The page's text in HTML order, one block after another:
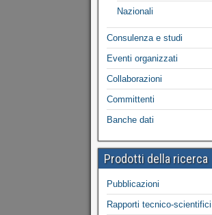
Nazionali
Consulenza e studi
Eventi organizzati
Collaborazioni
Committenti
Banche dati
Prodotti della ricerca
Pubblicazioni
Rapporti tecnico-scientifici